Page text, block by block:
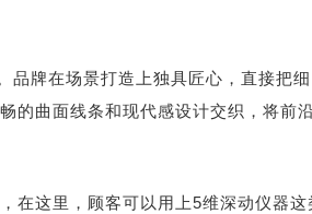
品牌在场景打造上独具匠心，直接把细
的曲面线条和现代感设计交织，将前
在这里，顾客可以用上5维深动仪器这